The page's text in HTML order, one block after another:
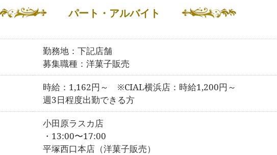
パート・アルバイト
勤務地：下記店舗
募集職種：洋菓子販売
時給：1,162円～ ※CIAL横浜店：時給1,200円～
週3日程度出勤できる方
小田原ラスカ店
・ 13:00〜17:00
平塚西口本店（洋菓子販売）